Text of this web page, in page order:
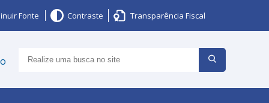
Fonte Contraste Transparência Fiscal